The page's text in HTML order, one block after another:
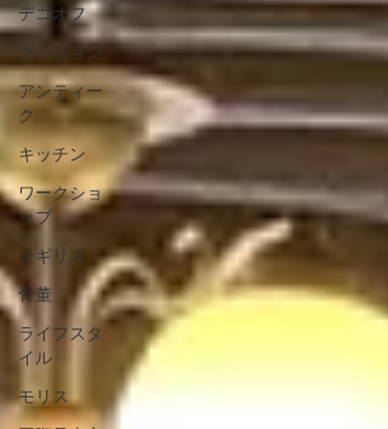
デコオフ
マンション
アンティー
ク
キッチン
ワークショ
ップ
イギリス
骨董
ライフスタ
イル
モリス